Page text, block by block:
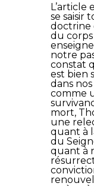
L’article
se saisir
doctrine
du
notre
constat
est bien
dans
comme
mort,
une
quant à
du
quant à